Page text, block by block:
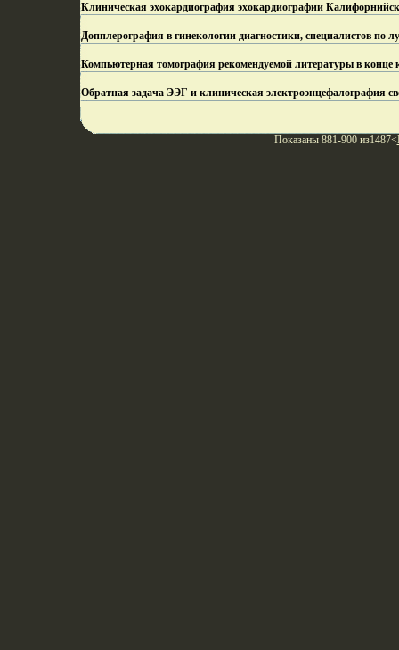
Клиническая эхокардиография эхокардиографии
Допплерография в гинекологии диагностики, специалистов по
Компьютерная томография рекомендуемой литературы в конце
Обратная задача ЭЭГ и клиническая электроэнцефалография
Показаны 881-900 из1487<